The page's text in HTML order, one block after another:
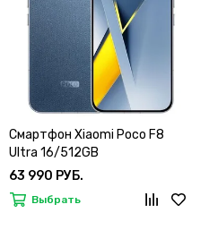
Смартфон Xiaomi Poco F8
Ultra 16/512GB
63 990 РУБ.
Выбрать